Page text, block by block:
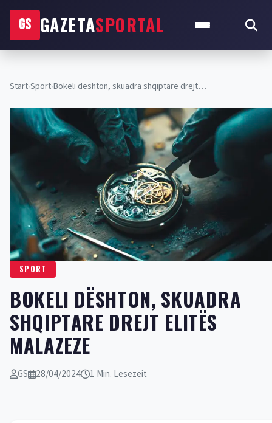
GS GAZETASPORTAL
Start›Sport›Bokeli dështon, skuadra shqiptare drejt…
SPORT
BOKELI DËSHTON, SKUADRA
SHQIPTARE DREJT ELITËS
MALAZEZE
GS 28/04/2024 1 Min. Lesezeit